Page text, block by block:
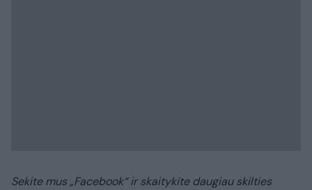
Sekite mus „Facebook“ ir skaitykite daugiau skilties